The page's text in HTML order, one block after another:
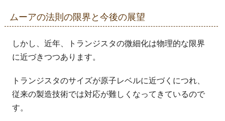
ムーアの法則の限界と今後の展望
しかし、近年、トランジスタの微細化は物理的な限界
に近づきつつあります。
トランジスタのサイズが原子レベルに近づくにつれ、
従来の製造技術では対応が難しくなってきているので
す。